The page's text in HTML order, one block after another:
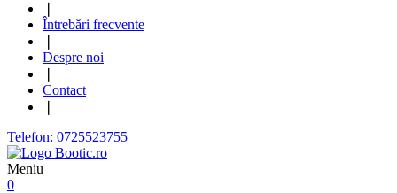
Întrebări frecvente
Despre noi
Contact
Telefon: 0725523755
Meniu
0